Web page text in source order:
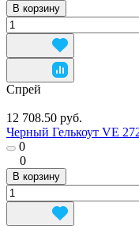
В корзину
Спрей
12 708.50 руб.
Черный Гелькоут VE
0
0
В корзину